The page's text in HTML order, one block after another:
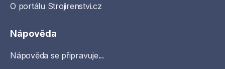
O portálu Strojirenstvi.cz
Nápověda
Nápověda se připravuje...